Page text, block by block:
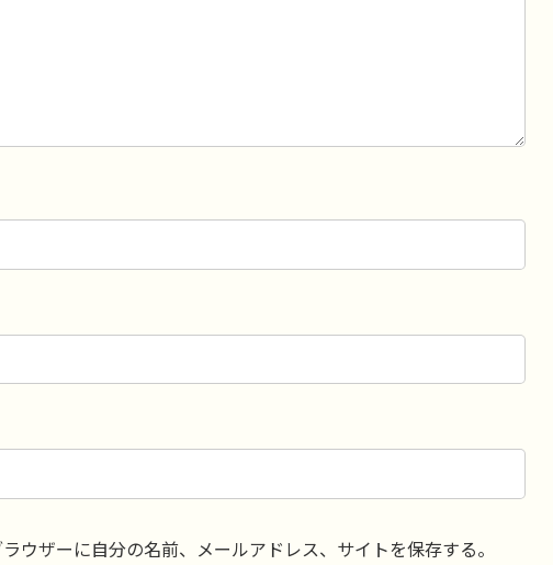
ウザーに自分の名前、メールアドレス、サイトを保存する。